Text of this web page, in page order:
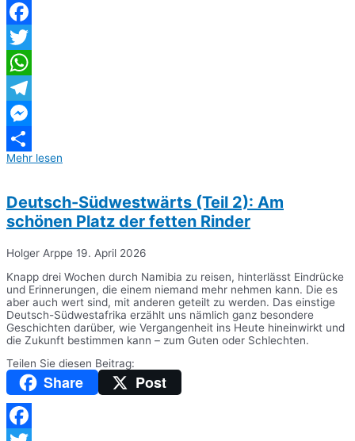
Facebook
Twitter
WhatsApp
Telegram
Messenger
Teilen
Mehr lesen
Deutsch-Südwestwärts (Teil 2): Am
schönen Platz der fetten Rinder
Holger Arppe 19. April 2026
Knapp drei Wochen durch Namibia zu reisen, hinterlässt Eindrücke
und Erinnerungen, die einem niemand mehr nehmen kann. Die es
aber auch wert sind, mit anderen geteilt zu werden. Das einstige
Deutsch-Südwestafrika erzählt uns nämlich ganz besondere
Geschichten darüber, wie Vergangenheit ins Heute hineinwirkt und
die Zukunft bestimmen kann – zum Guten oder Schlechten.
Teilen Sie diesen Beitrag:
Share Post